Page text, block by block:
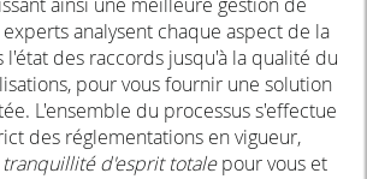
analysent chaque aspect de la
des raccords jusqu'à la qualité du
pour vous fournir une solution
L'ensemble du processus s'effectue
des réglementations en vigueur,
tranquillité d'esprit totalepour vous et